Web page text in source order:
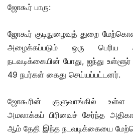
ஜோகூர் பாரு:
ஜோகூர் குடிநுழைவுத் துறை
அழைக்கப்படும் ஒரு பெரிய
நடவடிக்கையின் போது, ​​ஐந்து
49 நபர்கள் கைது செய்யப்பட்டனர்.
ஜோகூரின் குளுவாங்கில்
அமலாக்கப் பிரிவைச் சேர்ந்த
ஆம் தேதி இந்த நடவடிக்கையை